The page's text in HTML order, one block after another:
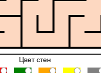
Цвет стен